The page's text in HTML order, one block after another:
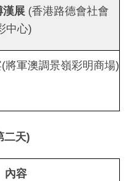
漢展 (香港路德會社會
中心)
將軍澳調景嶺彩明商場)
二天)
內容